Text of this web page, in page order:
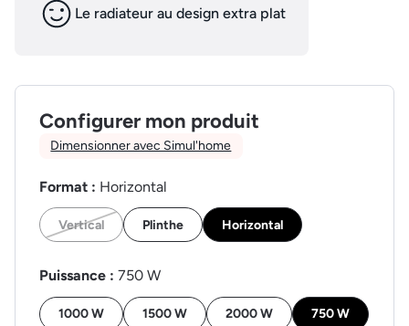
Le radiateur au design extra plat
Configurer mon produit
Dimensionner avec Simul'home
Format : Horizontal
Vertical Plinthe Horizontal
Puissance : 750 W
1000 W 1500 W 2000 W 750 W